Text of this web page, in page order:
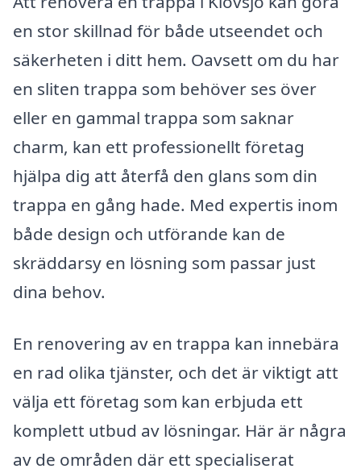
en stor skillnad för både utseendet och
säkerheten i ditt hem. Oavsett om du har
en sliten trappa som behöver ses över
eller en gammal trappa som saknar
charm, kan ett professionellt företag
hjälpa dig att återfå den glans som din
trappa en gång hade. Med expertis inom
både design och utförande kan de
skräddarsy en lösning som passar just
dina behov.
En renovering av en trappa kan innebära
en rad olika tjänster, och det är viktigt att
välja ett företag som kan erbjuda ett
komplett utbud av lösningar. Här är några
av de områden där ett specialiserat